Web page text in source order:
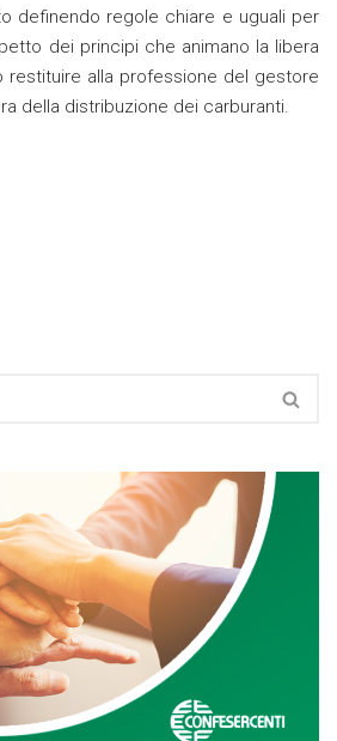
definendo regole chiare e uguali per
dei principi che animano la libera
restituire alla professione del gestore
della distribuzione dei carburanti.